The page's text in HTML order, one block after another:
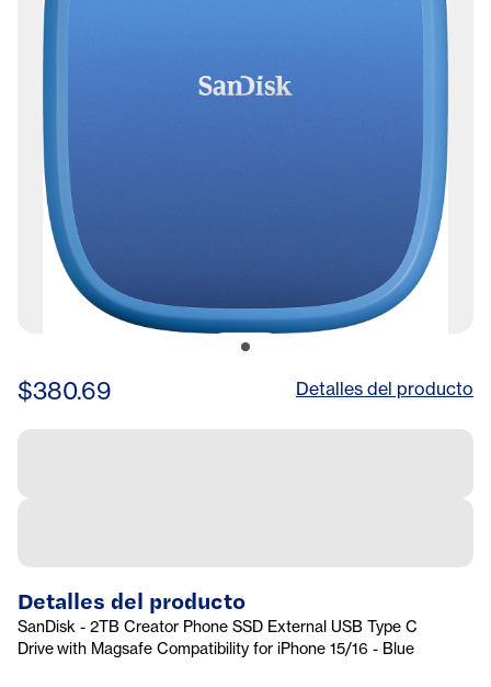
$380.69 Detalles del producto
Detalles del producto
SanDisk - 2TB Creator Phone SSD External USB Type C
Drive with Magsafe Compatibility for iPhone 15/16 - Blue